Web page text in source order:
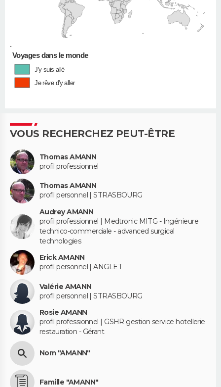
•
Voyages dans le monde
J'y suis allé
Je rêve d'y aller
VOUS RECHERCHEZ PEUT-ÊTRE
Thomas AMANN
profil professionnel
Thomas AMANN
profil personnel | STRASBOURG
Audrey AMANN
profil professionnel | Medtronic MITG - Ingénieure
technico-commerciale - advanced surgical
technologies
Erick AMANN
profil personnel | ANGLET
Valérie AMANN
profil personnel | STRASBOURG
Rosie AMANN
profil professionnel | GSHR gestion service hotellerie
restauration - Gérant
Nom "AMANN"
Famille "AMANN"